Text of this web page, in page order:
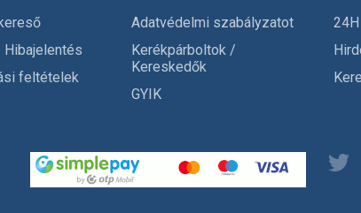
feltételek
Adatvédelmi szabályzatot
Kerékpárboltok /
Kereskedők
GYIK
24H